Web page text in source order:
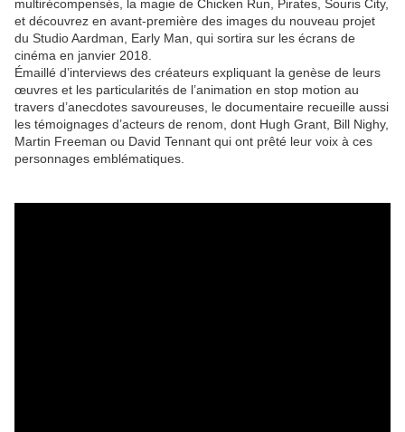
multirécompensés, la magie de Chicken Run, Pirates, Souris City,
et découvrez en avant-première des images du nouveau projet
du Studio Aardman, Early Man, qui sortira sur les écrans de
cinéma en janvier 2018.
Émaillé d’interviews des créateurs expliquant la genèse de leurs
œuvres et les particularités de l’animation en stop motion au
travers d’anecdotes savoureuses, le documentaire recueille aussi
les témoignages d’acteurs de renom, dont Hugh Grant, Bill Nighy,
Martin Freeman ou David Tennant qui ont prêté leur voix à ces
personnages emblématiques.